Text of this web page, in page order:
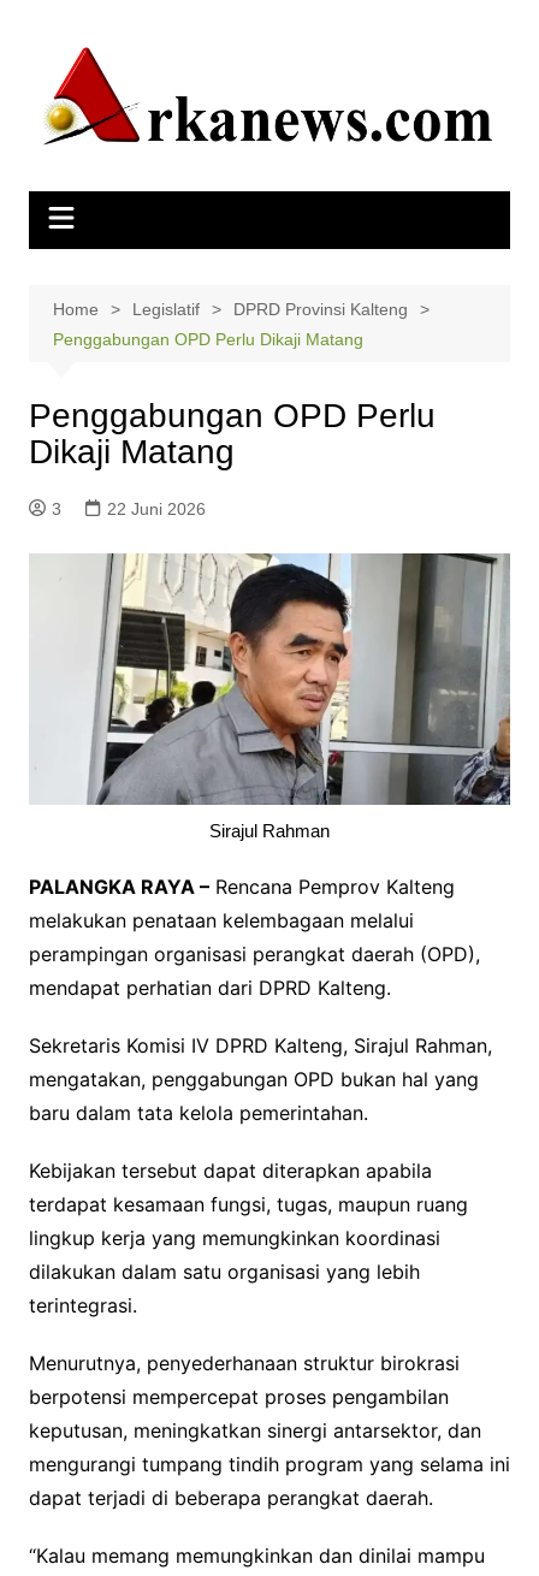
Home Legislatif
DPRD Provinsi Kalteng
Penggabungan OPD Perlu Dikaji Matang
Penggabungan OPD Perlu
Dikaji Matang
3 22 Juni 2026
Sirajul Rahman
PALANGKA RAYA –Rencana Pemprov Kalteng
melakukan penataan kelembagaan melalui
perampingan organisasi perangkat daerah (OPD),
mendapat perhatian dari DPRD Kalteng.
Sekretaris Komisi IV DPRD Kalteng, Sirajul Rahman,
mengatakan, penggabungan OPD bukan hal yang
baru dalam tata kelola pemerintahan.
Kebijakan tersebut dapat diterapkan apabila
terdapat kesamaan fungsi, tugas, maupun ruang
lingkup kerja yang memungkinkan koordinasi
dilakukan dalam satu organisasi yang lebih
terintegrasi.
Menurutnya, penyederhanaan struktur birokrasi
berpotensi mempercepat proses pengambilan
keputusan, meningkatkan sinergi antarsektor, dan
mengurangi tumpang tindih program yang selama ini
dapat terjadi di beberapa perangkat daerah.
“Kalau memang memungkinkan dan dinilai mampu